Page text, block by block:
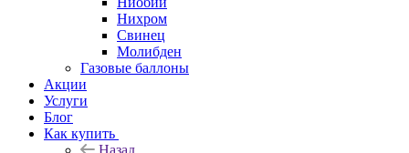
Нихром
Свинец
Молибден
Газовые баллоны
Акции
Услуги
Блог
Как купить
Назад